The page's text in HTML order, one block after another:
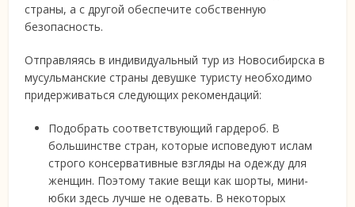
страны, а с другой обеспечите собственную
безопасность.
Отправляясь в индивидуальный тур из Новосибирска в
мусульманские страны девушке туристу необходимо
придерживаться следующих рекомендаций:
Подобрать соответствующий гардероб. В
большинстве стран, которые исповедуют ислам
строго консервативные взгляды на одежду для
женщин. Поэтому такие вещи как шорты, мини-
юбки здесь лучше не одевать. В некоторых